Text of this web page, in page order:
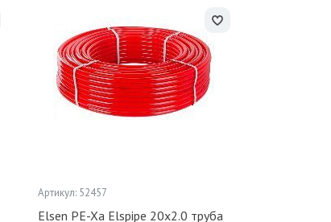
Артикул: 52457
Elsen PE-Xa Elspipe 20x2.0 труба